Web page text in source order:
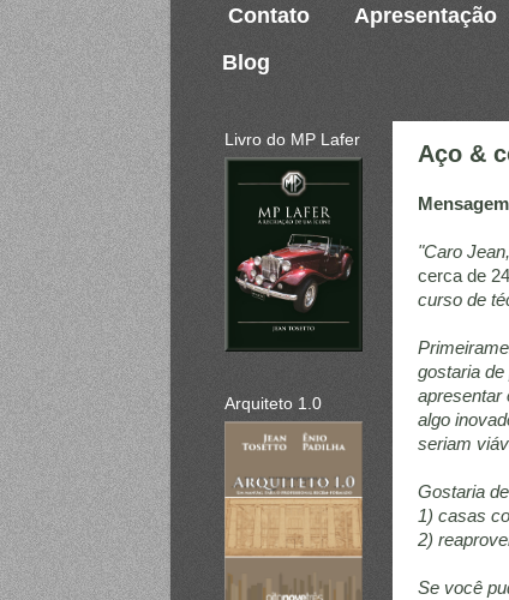
Contato Apresentação
Blog
Aço &
"Caro
cerca de
curso de
gostaria
apresentar
algo
seriam
Gostaria
1) casas
2)
Se você
Livro do MP Lafer
Arquiteto 1.0